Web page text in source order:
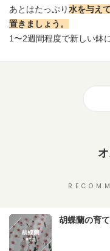
あとはたっぷり水を与え
置きましょう。
1〜2週間程度で新しい鉢
胡蝶蘭の育